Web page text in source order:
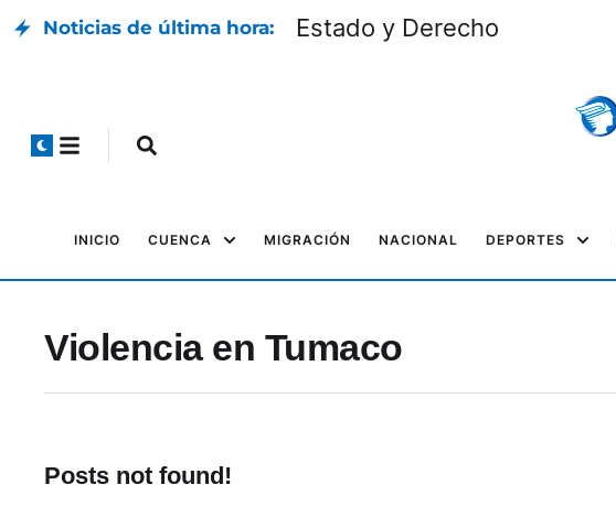
Noticias de última hora: Estado y Derecho
INICIO CUENCA MIGRACIÓN NACIONAL DEPORTES
Violencia en Tumaco
Posts not found!